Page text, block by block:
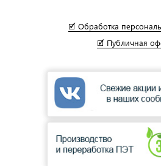
🗹 Обработка
🗹 Публичная